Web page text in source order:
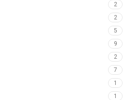
2
2
5
9
2
7
1
1